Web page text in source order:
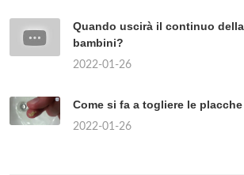
Quando uscirà il continuo della
bambini?
2022-01-26
Come si fa a togliere le
2022-01-26